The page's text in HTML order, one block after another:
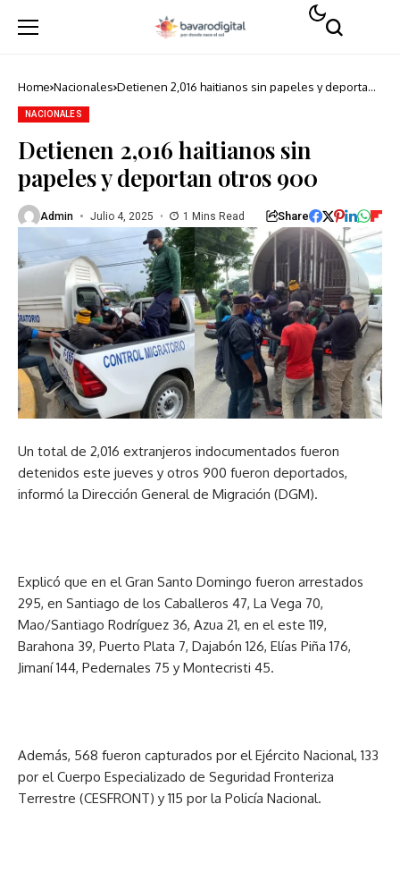
Home Nacionales Detienen 2,016 haitianos sin papeles y deportan
NACIONALES
Detienen 2,016 haitianos sin
papeles y deportan otros 900
Admin Julio 4, 2025 1 Mins Read Share
Un total de 2,016 extranjeros indocumentados fueron
detenidos este jueves y otros 900 fueron deportados,
informó la Dirección General de Migración (DGM).
Explicó que en el Gran Santo Domingo fueron arrestados
295, en Santiago de los Caballeros 47, La Vega 70,
Mao/Santiago Rodríguez 36, Azua 21, en el este 119,
Barahona 39, Puerto Plata 7, Dajabón 126, Elías Piña 176,
Jimaní 144, Pedernales 75 y Montecristi 45.
Además, 568 fueron capturados por el Ejército Nacional, 133
por el Cuerpo Especializado de Seguridad Fronteriza
Terrestre (CESFRONT) y 115 por la Policía Nacional.